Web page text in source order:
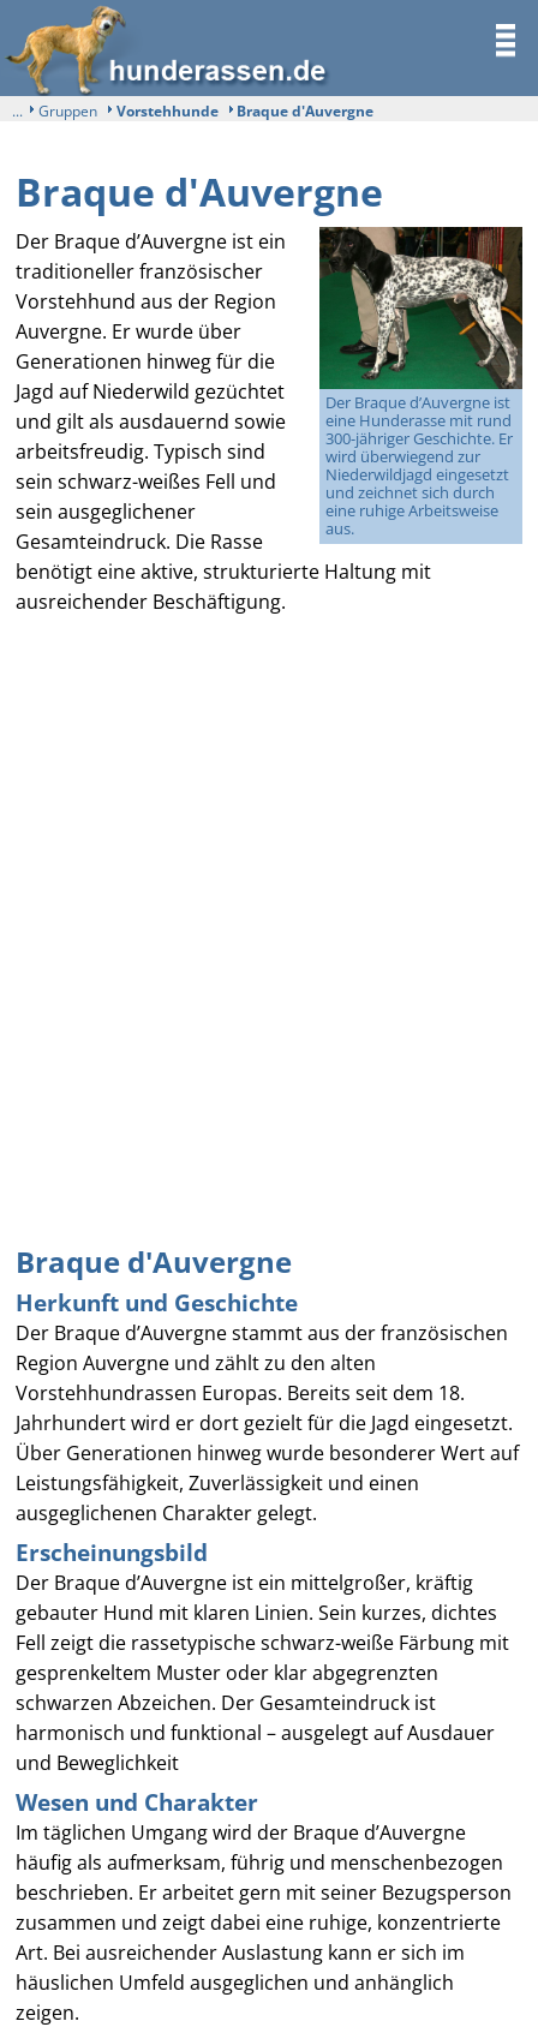
... Gruppen Vorstehhunde Braque d'Auvergne
Braque d'Auvergne
Der Braque d’Auvergne ist
eine Hunderasse mit rund
300-jähriger Geschichte. Er
wird überwiegend zur
Niederwildjagd eingesetzt
und zeichnet sich durch
eine ruhige Arbeitsweise
aus.
Der Braque d’Auvergne ist ein
traditioneller französischer
Vorstehhund aus der Region
Auvergne. Er wurde über
Generationen hinweg für die
Jagd auf Niederwild gezüchtet
und gilt als ausdauernd sowie
arbeitsfreudig. Typisch sind
sein schwarz-weißes Fell und
sein ausgeglichener
Gesamteindruck. Die Rasse
benötigt eine aktive, strukturierte Haltung mit
ausreichender Beschäftigung.
Braque d'Auvergne
Herkunft und Geschichte
Der Braque d’Auvergne stammt aus der französischen
Region Auvergne und zählt zu den alten
Vorstehhundrassen Europas. Bereits seit dem 18.
Jahrhundert wird er dort gezielt für die Jagd eingesetzt.
Über Generationen hinweg wurde besonderer Wert auf
Leistungsfähigkeit, Zuverlässigkeit und einen
ausgeglichenen Charakter gelegt.
Erscheinungsbild
Der Braque d’Auvergne ist ein mittelgroßer, kräftig
gebauter Hund mit klaren Linien. Sein kurzes, dichtes
Fell zeigt die rassetypische schwarz-weiße Färbung mit
gesprenkeltem Muster oder klar abgegrenzten
schwarzen Abzeichen. Der Gesamteindruck ist
harmonisch und funktional – ausgelegt auf Ausdauer
und Beweglichkeit
Wesen und Charakter
Im täglichen Umgang wird der Braque d’Auvergne
häufig als aufmerksam, führig und menschenbezogen
beschrieben. Er arbeitet gern mit seiner Bezugsperson
zusammen und zeigt dabei eine ruhige, konzentrierte
Art. Bei ausreichender Auslastung kann er sich im
häuslichen Umfeld ausgeglichen und anhänglich
zeigen.